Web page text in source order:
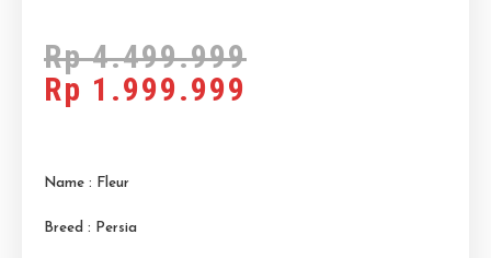
Rp4.499.999
Rp 1.999.999
Name : Fleur
Breed : Persia